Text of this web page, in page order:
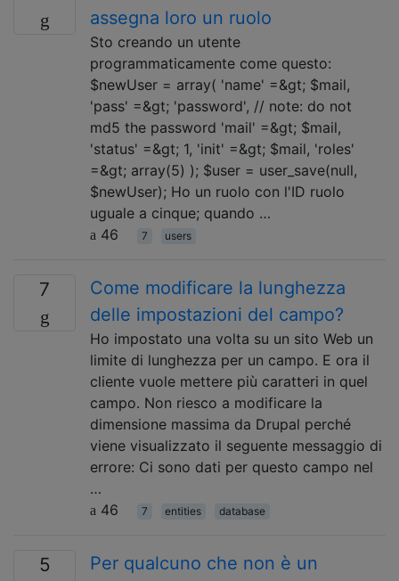
assegna loro un ruolo
Sto creando un utente
programmaticamente come questo:
$newUser = array( 'name' =&gt; $mail,
'pass' =&gt; 'password', // note: do not
md5 the password 'mail' =&gt; $mail,
'status' =&gt; 1, 'init' =&gt; $mail, 'roles'
=&gt; array(5) ); $user = user_save(null,
$newUser); Ho un ruolo con l'ID ruolo
uguale a cinque; quando …
46
7 users
7
Come modificare la lunghezza
delle impostazioni del campo?
Ho impostato una volta su un sito Web un
limite di lunghezza per un campo. E ora il
cliente vuole mettere più caratteri in quel
campo. Non riesco a modificare la
dimensione massima da Drupal perché
viene visualizzato il seguente messaggio di
errore: Ci sono dati per questo campo nel
…
46
7 entities database
5
Per qualcuno che non è un